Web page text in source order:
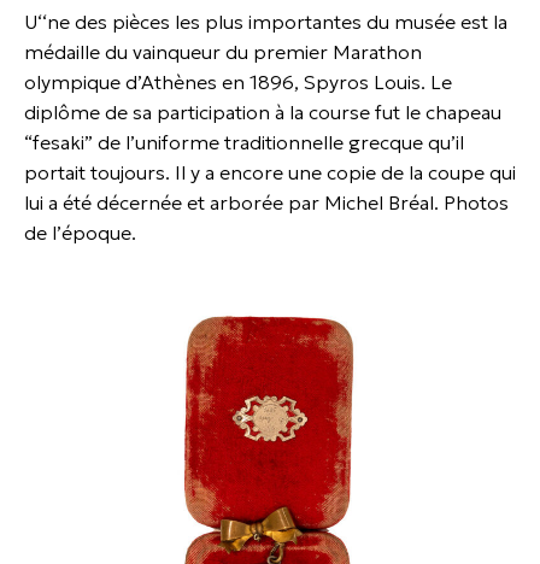
U‘‘ne des pièces les plus importantes du musée est la
médaille du vainqueur du premier Marathon
olympique d’Athènes en 1896, Spyros Louis. Le
diplôme de sa participation à la course fut le chapeau
“fesaki” de l’uniforme traditionnelle grecque qu’il
portait toujours. Il y a encore une copie de la coupe qui
lui a été décernée et arborée par Michel Bréal. Photos
de l’époque.